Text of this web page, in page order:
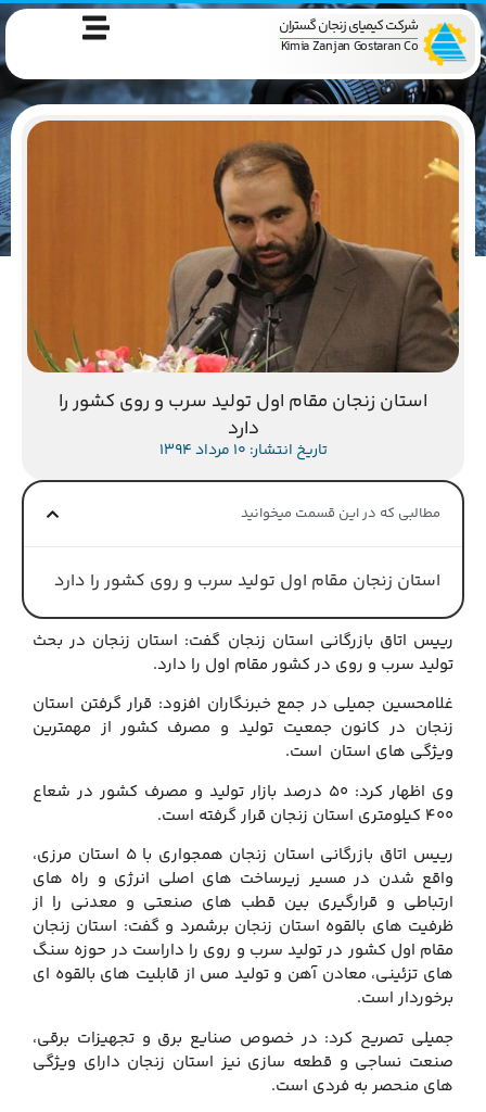
شرکت کیمیای زنجان گستران
Kimia Zanjan Gostaran Co
استان زنجان مقام اول تولید سرب و روی کشور را
دارد
تاریخ انتشار: 10 مرداد 1394
مطالبی که در این قسمت میخوانید
استان زنجان مقام اول تولید سرب و روی کشور را دارد
رییس اتاق بازرگانی استان زنجان گفت: استان زنجان در بحث
تولید سرب و روی در کشور مقام اول را دارد.
غلامحسین جمیلی در جمع خبرنگاران افزود: قرار گرفتن استان
زنجان در کانون جمعیت تولید و مصرف کشور از مهمترین
ویژگی های استان است.
وی اظهار کرد: ۵۰ درصد بازار تولید و مصرف کشور در شعاع
۴۰۰ کیلومتری استان زنجان قرار گرفته است.
رییس اتاق بازرگانی استان زنجان همجواری با ۵ استان مرزی،
واقع شدن در مسیر زیرساخت های اصلی انرژی و راه های
ارتباطی و قرارگیری بین قطب های صنعتی و معدنی را از
ظرفیت های بالقوه استان زنجان برشمرد و گفت: استان زنجان
مقام اول کشور در تولید سرب و روی را داراست در حوزه سنگ
های تزئینی، معادن آهن و تولید مس از قابلیت های بالقوه ای
برخوردار است.
جمیلی تصریح کرد: در خصوص صنایع برق و تجهیزات برقی،
صنعت نساجی و قطعه سازی نیز استان زنجان دارای ویژگی
های منحصر به فردی است.